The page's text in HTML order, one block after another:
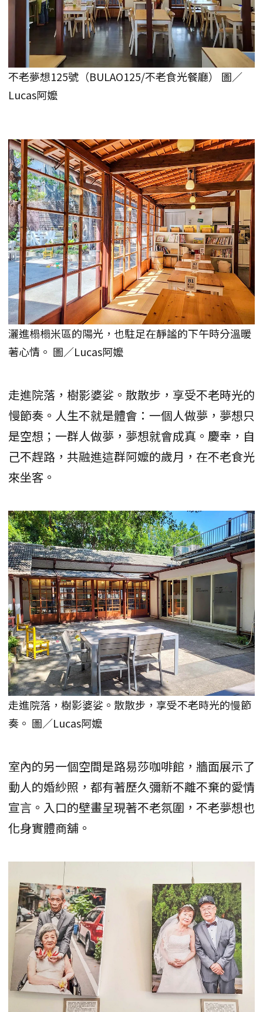
不老夢想125號（BULAO125/不老食光餐廳） 圖／
Lucas阿嬤
灑進榻榻米區的陽光，也駐足在靜謐的下午時分溫暖
著心情。 圖／Lucas阿嬤
走進院落，樹影婆娑。散散步，享受不老時光的
慢節奏。人生不就是體會：一個人做夢，夢想只
是空想；一群人做夢，夢想就會成真。慶幸，自
己不趕路，共融進這群阿嬤的歲月，在不老食光
來坐客。
走進院落，樹影婆娑。散散步，享受不老時光的慢節
奏。 圖／Lucas阿嬤
室內的另一個空間是路易莎咖啡館，牆面展示了
動人的婚紗照，都有著歷久彌新不離不棄的愛情
宣言。入口的壁畫呈現著不老氛圍，不老夢想也
化身實體商舖。